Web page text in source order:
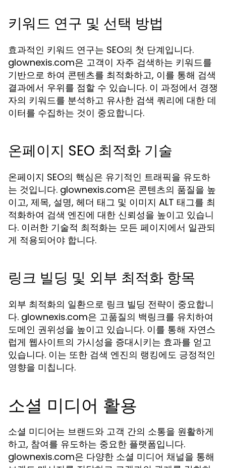
키워드 연구 및 선택 방법
효과적인 키워드 연구는 SEO의 첫 단계입니다.
glownexis.com은 고객이 자주 검색하는 키워드를
기반으로 하여 콘텐츠를 최적화하고, 이를 통해 검색
결과에서 우위를 점할 수 있습니다. 이 과정에서 경쟁
자의 키워드를 분석하고 유사한 검색 쿼리에 대한 데
이터를 수집하는 것이 중요합니다.
온페이지 SEO 최적화 기술
온페이지 SEO의 핵심은 유기적인 트래픽을 유도하
는 것입니다. glownexis.com은 콘텐츠의 품질을 높
이고, 제목, 설명, 헤더 태그 및 이미지 ALT 태그를 최
적화하여 검색 엔진에 대한 신뢰성을 높이고 있습니
다. 이러한 기술적 최적화는 모든 페이지에서 일관되
게 적용되어야 합니다.
링크 빌딩 및 외부 최적화 항목
외부 최적화의 일환으로 링크 빌딩 전략이 중요합니
다. glownexis.com은 고품질의 백링크를 유치하여
도메인 권위성을 높이고 있습니다. 이를 통해 자연스
럽게 웹사이트의 가시성을 증대시키는 효과를 얻고
있습니다. 이는 또한 검색 엔진의 랭킹에도 긍정적인
영향을 미칩니다.
소셜 미디어 활용
소셜 미디어는 브랜드와 고객 간의 소통을 원활하게
하고, 참여를 유도하는 중요한 플랫폼입니다.
glownexis.com은 다양한 소셜 미디어 채널을 통해